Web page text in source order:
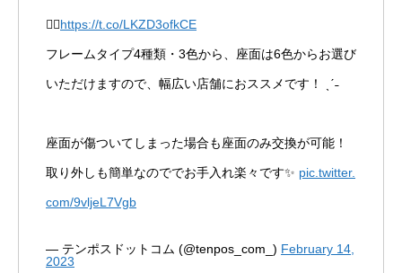
💁‍♂️https://t.co/LKZD3ofkCE
フレームタイプ4種類・3色から、座面は6色からお選び
いただけますので、幅広い店舗におススメです！ ˎˊ˗
座面が傷ついてしまった場合も座面のみ交換が可能！
取り外しも簡単なのででお手入れ楽々です✨ pic.twitter.
com/9vljeL7Vgb
— テンポスドットコム (@tenpos_com_) February 14,
2023